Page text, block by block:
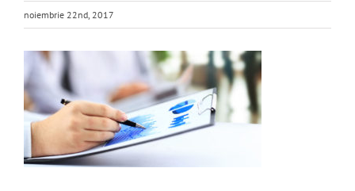
noiembrie 22nd, 2017